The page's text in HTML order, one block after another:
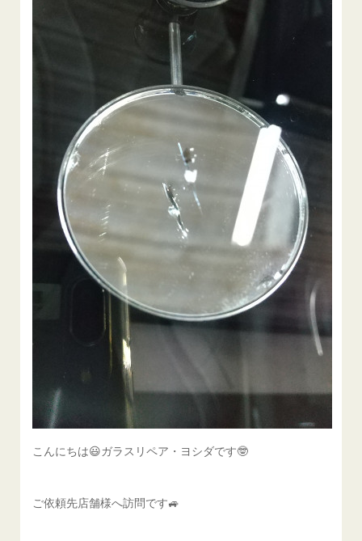
こんにちは😃ガラスリペア・ヨシダです🤓
ご依頼先店舗様へ訪問です🚙